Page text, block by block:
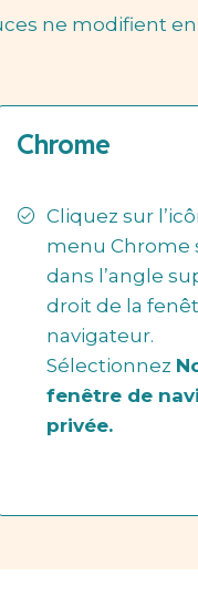
ne modifient
Chrome
Cliquez sur
menu Chrome
dans l’angle
droit de la
navigateur.
Sélectionnez
fenêtre de
privée.